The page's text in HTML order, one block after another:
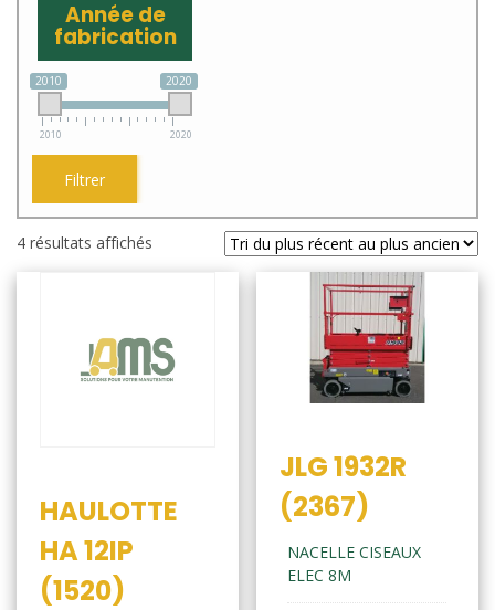
Année de
fabrication
2010 2020
2010 2020
Filtrer
4 résultats affichés
au
plus
ancien
HAULOTTE
HA 12IP
(1520)
JLG 1932R
(2367)
NACELLE CISEAUX
ELEC 8M